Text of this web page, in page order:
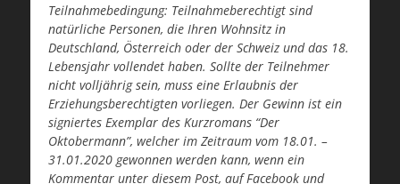
Teilnahmebedingung: Teilnahmeberechtigt sind
natürliche Personen, die Ihren Wohnsitz in
Deutschland, Österreich oder der Schweiz und das 18.
Lebensjahr vollendet haben. Sollte der Teilnehmer
nicht volljährig sein, muss eine Erlaubnis der
Erziehungsberechtigten vorliegen. Der Gewinn ist ein
signiertes Exemplar des Kurzromans “Der
Oktobermann”, welcher im Zeitraum vom 18.01. –
31.01.2020 gewonnen werden kann, wenn ein
Kommentar unter diesem Post, auf Facebook und